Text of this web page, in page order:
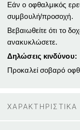
Εάν ο οφθαλμικός
συμβουλή/προσοχή.
Βεβαιωθείτε ότι το
ανακυκλώσετε.
Δηλώσεις κινδύνου:
Προκαλεί σοβαρό
ΧΑΡΑΚΤΗΡΙΣΤΙΚΑ